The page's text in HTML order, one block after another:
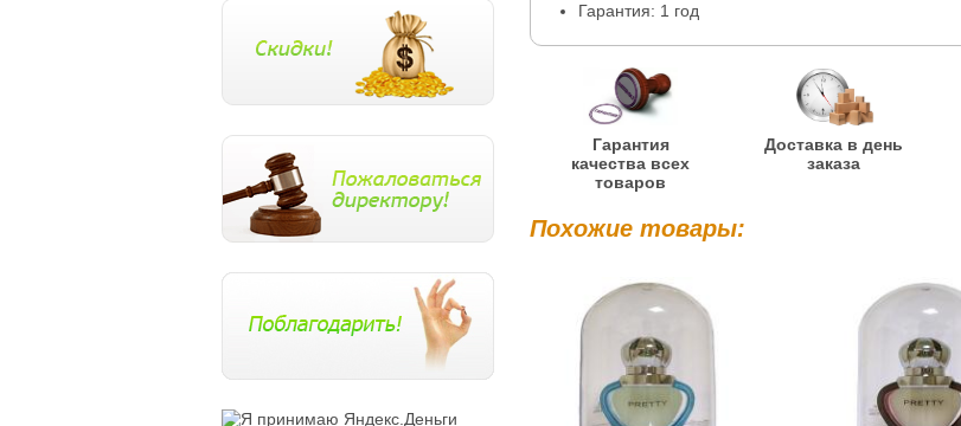
Гарантия: 1 год
Гарантия
качества всех
товаров
Доставка в день
заказа
Похожие товары: